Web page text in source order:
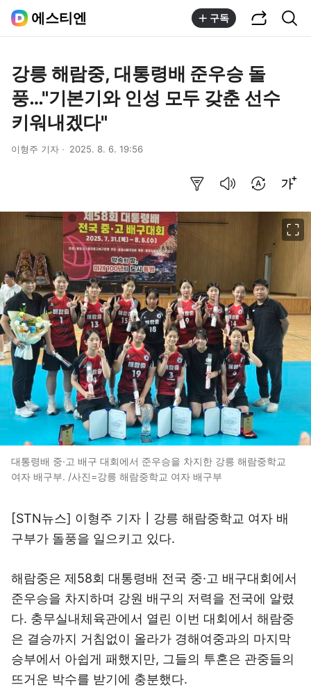
에스티엔 구독
강릉 해람중, 대통령배 준우승 돌
풍…"기본기와 인성 모두 갖춘 선수
키워내겠다"
이형주 기자 2025. 8. 6. 19:56
대통령배 중·고 배구 대회에서 준우승을 차지한 강릉 해람중학교
여자 배구부. /사진=강릉 해람중학교 여자 배구부
[STN뉴스] 이형주 기자┃강릉 해람중학교 여자 배
구부가 돌풍을 일으키고 있다.
해람중은 제58회 대통령배 전국 중·고 배구대회에서
준우승을 차지하며 강원 배구의 저력을 전국에 알렸
다. 충무실내체육관에서 열린 이번 대회에서 해람중
은 결승까지 거침없이 올라가 경해여중과의 마지막
승부에서 아쉽게 패했지만, 그들의 투혼은 관중들의
뜨거운 박수를 받기에 충분했다.